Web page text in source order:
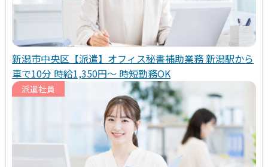
新潟市中央区【派遣】オフィス秘書補助業務 新潟駅から
車で10分 時給1,350円～ 時短勤務OK
派遣社員